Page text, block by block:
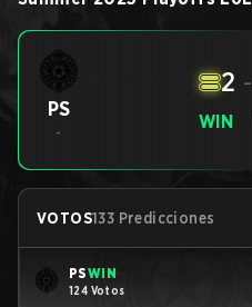
PS
-
WIN
2 -
VOTOS133 Predicciones
PSWIN
124 Votos